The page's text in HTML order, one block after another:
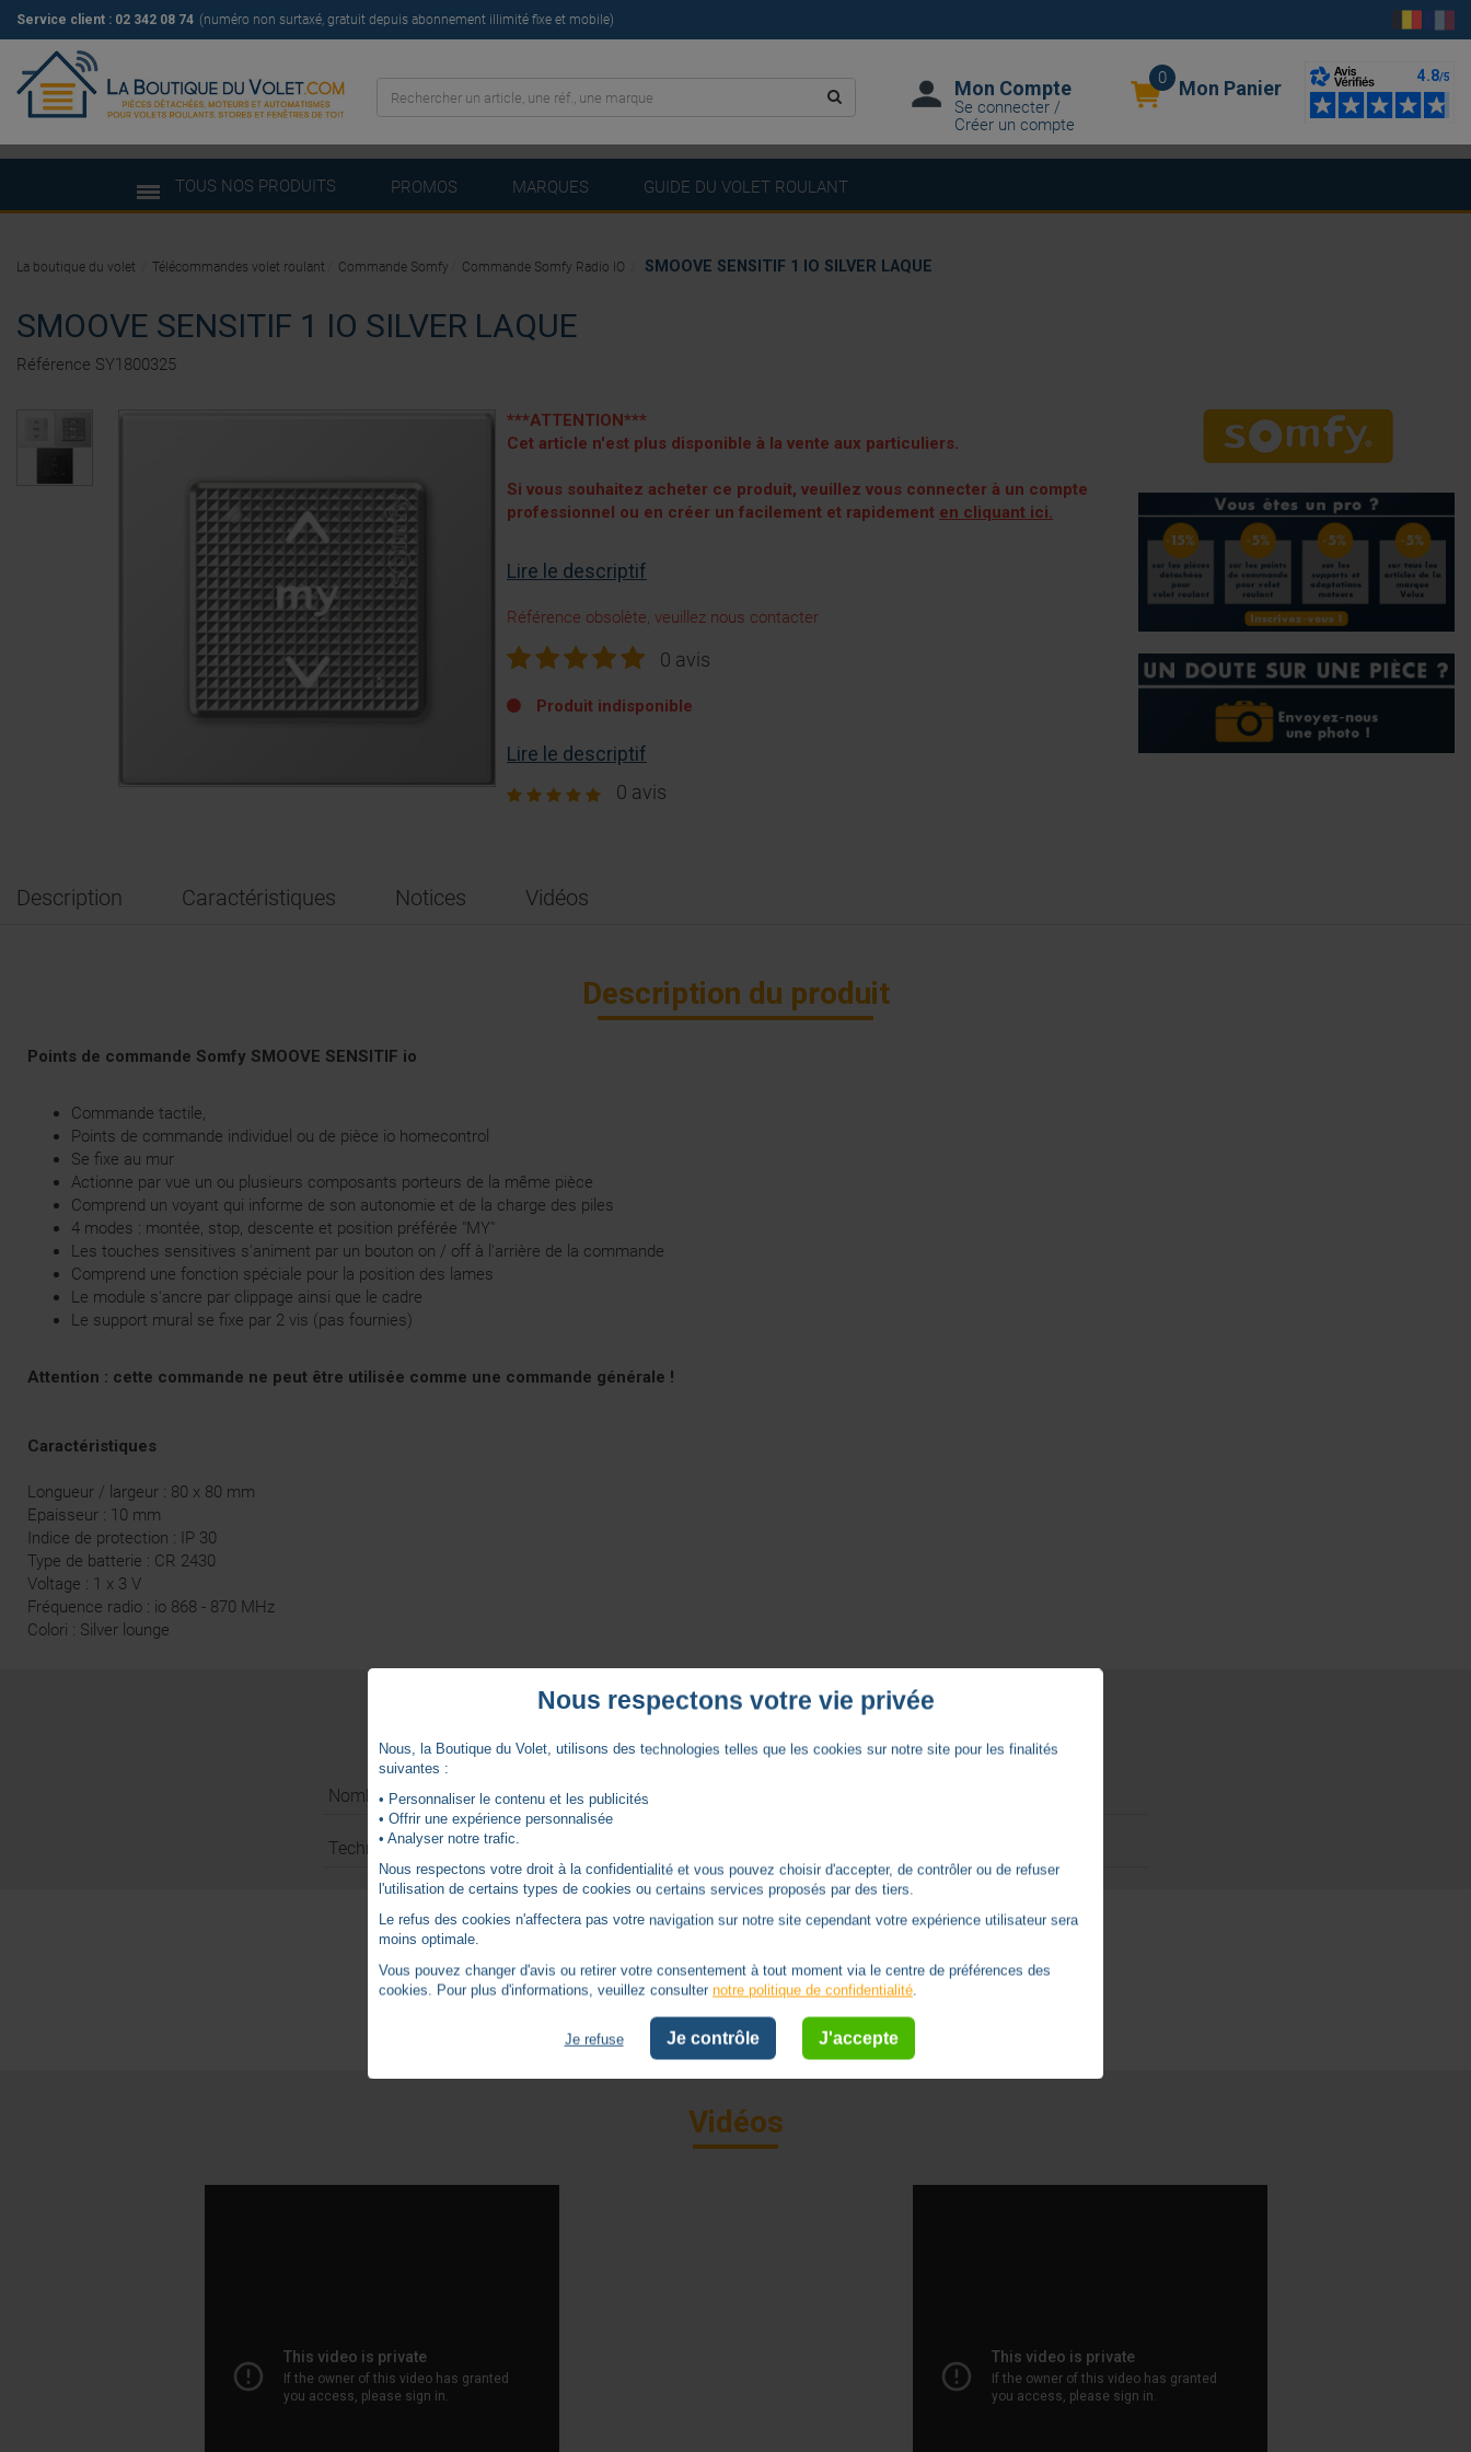
Service client : 02 342 08 74 (numéro non surtaxé, gratuit depuis abonnement illimité fixe et mobile)
Mon Compte
Se connecter /
Créer un compte
0 Mon Panier
TOUS NOS PRODUITS PROMOS MARQUES GUIDE DU VOLET ROULANT
SMOOVE SENSITIF 1 IO SILVER LAQUE
Référence SY1800325
***ATTENTION***
Cet article n'est plus disponible à la vente aux particuliers.
Si vous souhaitez acheter ce produit, veuillez vous connecter à un compte
professionnel ou en créer un facilement et rapidement en cliquant ici.
Lire le descriptif
Référence obsolète, veuillez nous contacter
0 avis
Produit indisponible
Lire le descriptif
0 avis
Description Caractéristiques Notices Vidéos
Description du produit
Points de commande Somfy SMOOVE SENSITIF io
Commande tactile,
Points de commande individuel ou de pièce io homecontrol
Se fixe au mur
Actionne par vue un ou plusieurs composants porteurs de la même pièce
Comprend un voyant qui informe de son autonomie et de la charge des piles
4 modes : montée, stop, descente et position préférée "MY"
Les touches sensitives s'animent par un bouton on / off à l'arrière de la commande
Comprend une fonction spéciale pour la position des lames
Le module s'ancre par clippage ainsi que le cadre
Le support mural se fixe par 2 vis (pas fournies)
Attention : cette commande ne peut être utilisée comme une commande générale !
Caractéristiques
Longueur / largeur : 80 x 80 mm
Epaisseur : 10 mm
Indice de protection : IP 30
Type de batterie : CR 2430
Voltage : 1 x 3 V
Fréquence radio : io 868 - 870 MHz
Colori : Silver lounge
Caractéristiques
Nombre de canaux
Technologie
Notices
notice-smoove-sensitive-io
Vidéos
La boutique du volet Télécommandes volet roulant Commande Somfy Commande Somfy Radio IO SMOOVE SENSITIF 1 IO SILVER LAQUE
Nous respectons votre vie privée
Nous, la Boutique du Volet, utilisons des technologies telles que les cookies sur notre site pour les finalités
suivantes :
• Personnaliser le contenu et les publicités
• Offrir une expérience personnalisée
• Analyser notre trafic.
Nous respectons votre droit à la confidentialité et vous pouvez choisir d'accepter, de contrôler ou de refuser
l'utilisation de certains types de cookies ou certains services proposés par des tiers.
Le refus des cookies n'affectera pas votre navigation sur notre site cependant votre expérience utilisateur sera
moins optimale.
Vous pouvez changer d'avis ou retirer votre consentement à tout moment via le centre de préférences des
cookies. Pour plus d'informations, veuillez consulternotre politique de confidentialité.
Je refuse Je contrôle J'accepte